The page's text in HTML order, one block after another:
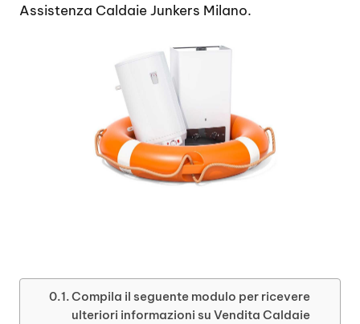
Assistenza Caldaie Junkers Milano.
Compila il seguente modulo per ricevere
ulteriori informazioni su Vendita Caldaie